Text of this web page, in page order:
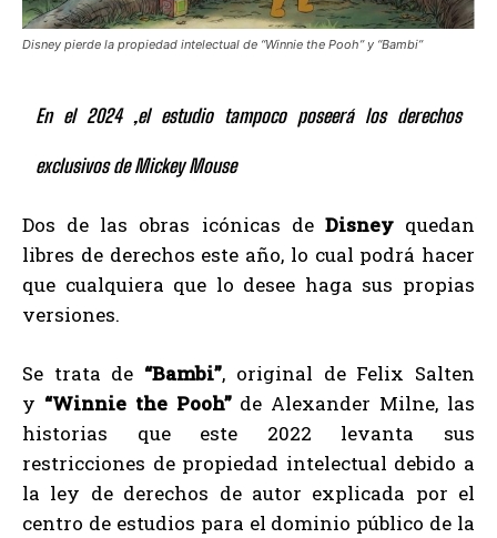
Disney pierde la propiedad intelectual de “Winnie the Pooh” y “Bambi”
En el 2024 ,el estudio tampoco poseerá los derechos
exclusivos de Mickey Mouse
Dos de las obras icónicas deDisney quedan
libres de derechos este año, lo cual podrá hacer
que cualquiera que lo desee haga sus propias
versiones.
Se trata de “Bambi”, original de Felix Salten
y “Winnie the Pooh”de Alexander Milne, las
historias que este 2022 levanta sus
restricciones de propiedad intelectual debido a
la ley de derechos de autor explicada por el
centro de estudios para el dominio público de la